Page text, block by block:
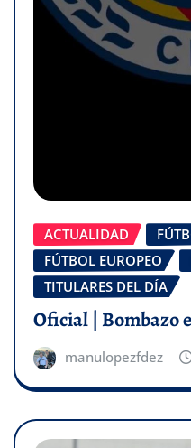
ACTUALIDAD
FÚTBOL EUROPEO
TITULARES DEL DÍA
Oficial | Bombazo
manulopezfdez